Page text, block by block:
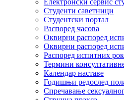
Електронски сервис
Студенти саветници
Студентски портал
Распоред часова
Оквирни распоред
Оквирни распоред
Распоред испитних
Термини
Календар наставе
Годишњи редослед
Спречавање